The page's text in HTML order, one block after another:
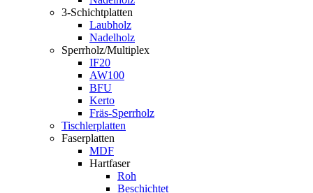
3-Schichtplatten
Laubholz
Nadelholz
Sperrholz/Multiplex
IF20
AW100
BFU
Kerto
Fräs-Sperrholz
Tischlerplatten
Faserplatten
MDF
Hartfaser
Roh
Beschichtet